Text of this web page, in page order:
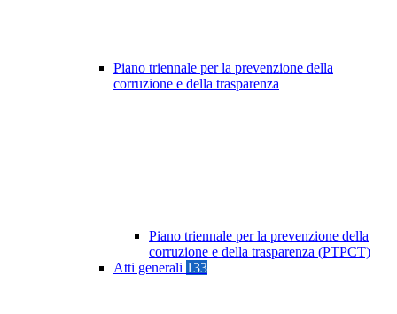
Piano triennale per la prevenzione della
corruzione e della trasparenza
Piano triennale per la prevenzione della
corruzione e della trasparenza (PTPCT)
Atti generali 133